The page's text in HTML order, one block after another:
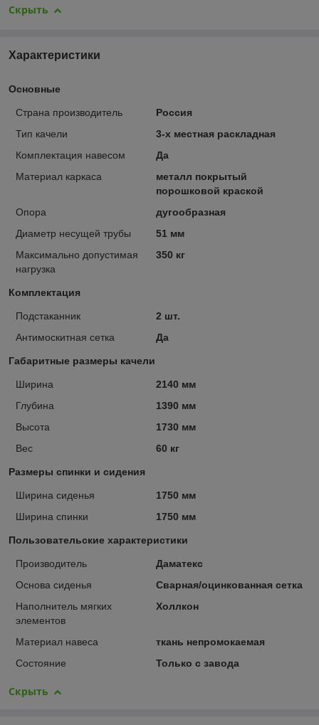
Скрыть
Характеристики
Основные
Страна производитель
Россия
Тип качели
3-х местная раскладная
Комплектация навесом
Да
Материал каркаса
металл покрытый
порошковой краской
Опора
дугообразная
Диаметр несущей трубы
51 мм
Максимально допустимая
нагрузка
350 кг
Комплектация
Подстаканник
2 шт.
Антимоскитная сетка
Да
Габаритные размеры качели
Ширина
2140 мм
Глубина
1390 мм
Высота
1730 мм
Вес
60 кг
Размеры спинки и сидения
Ширина сиденья
1750 мм
Ширина спинки
1750 мм
Пользовательские характеристики
Производитель
Даматекс
Основа сиденья
Сварная/оцинкованная сетка
Наполнитель мягких
элементов
Холлкон
Материал навеса
ткань непромокаемая
Состояние
Только с завода
Скрыть